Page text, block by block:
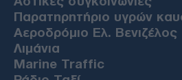
Παρατηρητήριο υγρών
Αεροδρόμιο Ελ. Βενιζέλος
Λιμάνια
Marine Traffic